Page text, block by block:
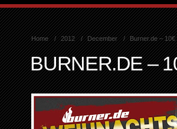
Home 2012 December Burner.de –
BURNER.DE –